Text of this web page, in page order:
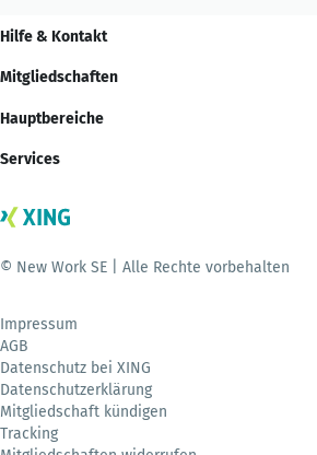
Hilfe & Kontakt
Mitgliedschaften
Hauptbereiche
Services
© New Work SE | Alle Rechte vorbehalten
Impressum
AGB
Datenschutz bei XING
Datenschutzerklärung
Mitgliedschaft kündigen
Tracking